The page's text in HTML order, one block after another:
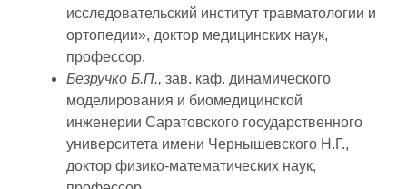
исследовательский институт травматологии и
ортопедии», доктор медицинских наук,
профессор.
Безручко Б.П.,зав. каф. динамического
моделирования и биомедицинской
инженерии Саратовского государственного
университета имени Чернышевского Н.Г.,
доктор физико-математических наук,